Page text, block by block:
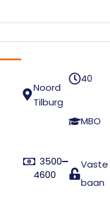
Noord
Tilburg
3500
4600
40
MBO
Vaste
baan